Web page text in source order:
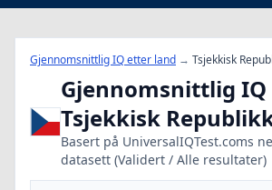
Gjennomsnittlig IQ etter land → Tsjekkisk
Gjennomsnittlig IQ
Tsjekkisk
Basert på UniversalIQTest.coms
datasett (Validert / Alle resultater)